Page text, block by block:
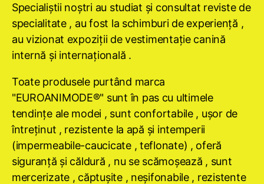
Specialiştii noştri au studiat şi consultat reviste de
specialitate , au fost la schimburi de experienţă ,
au vizionat expoziţii de vestimentaţie canină
internă şi internaţională .
Toate produsele purtând marca
"EUROANIMODE®" sunt în pas cu ultimele
tendinţe ale modei , sunt confortabile , uşor de
întreţinut , rezistente la apă şi intemperii
(impermeabile-caucicate , teflonate) , oferă
siguranţă şi căldură , nu se scămoşează , sunt
mercerizate , căptuşite , neşifonabile , rezistente